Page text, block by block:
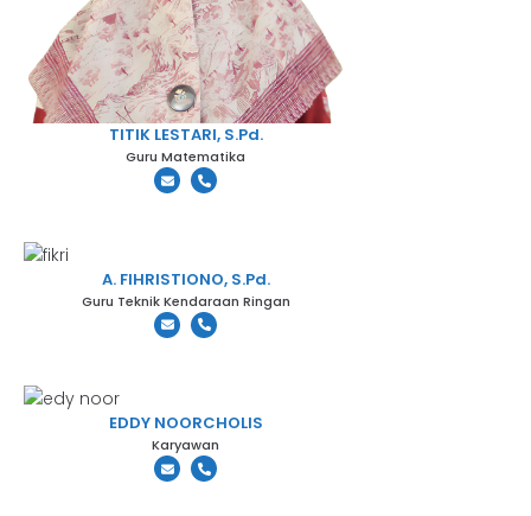
TITIK LESTARI, S.Pd.
Guru Matematika
A. FIHRISTIONO, S.Pd.
Guru Teknik Kendaraan Ringan
EDDY NOORCHOLIS
Karyawan